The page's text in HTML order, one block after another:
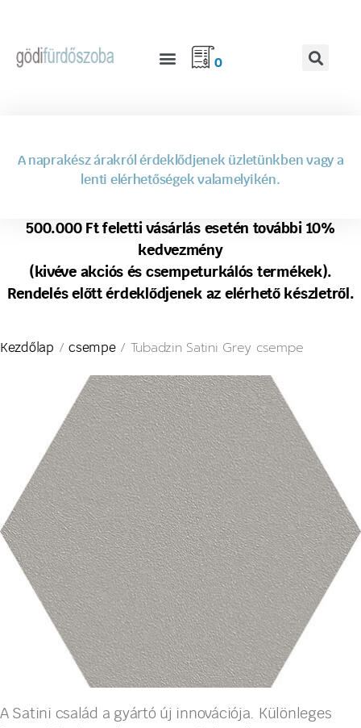
0
A naprakész árakról érdeklődjenek üzletünkben vagy a
lenti elérhetőségek valamelyikén.
500.000 Ft feletti vásárlás esetén további 10%
kedvezmény
(kivéve akciós és csempeturkálós termékek).
Rendelés előtt érdeklődjenek az elérhető készletről.
Kezdőlap /csempe/ Tubadzin Satini Grey csempe
A Satini család a gyártó új innovációja. Különleges